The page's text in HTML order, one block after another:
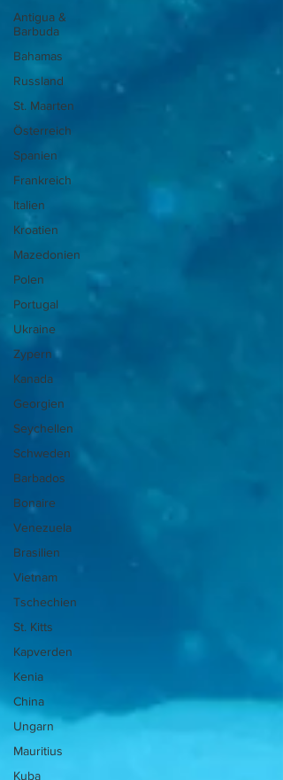
Antigua &
Barbuda
Bahamas
Russland
St. Maarten
Österreich
Spanien
Frankreich
Italien
Kroatien
Mazedonien
Polen
Portugal
Ukraine
Zypern
Kanada
Georgien
Seychellen
Schweden
Barbados
Bonaire
Venezuela
Brasilien
Vietnam
Tschechien
St. Kitts
Kapverden
Kenia
China
Ungarn
Mauritius
Kuba